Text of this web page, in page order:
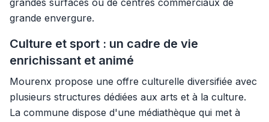
grandes surfaces ou de centres commerciaux de
grande envergure.
Culture et sport : un cadre de vie
enrichissant et animé
Mourenx propose une offre culturelle diversifiée avec
plusieurs structures dédiées aux arts et à la culture.
La commune dispose d'une médiathèque qui met à